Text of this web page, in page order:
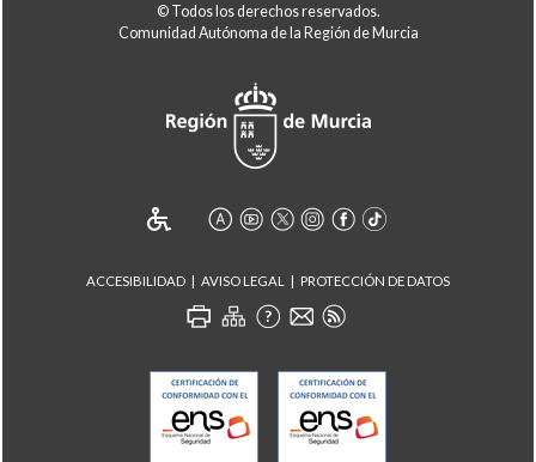
© Todos los derechos reservados.
Comunidad Autónoma de la Región de Murcia
ACCESIBILIDAD AVISO LEGAL PROTECCIÓN DE DATOS